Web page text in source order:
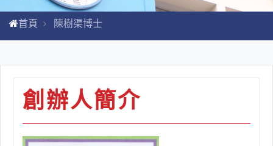
首頁 陳樹渠博士
創辦人簡介